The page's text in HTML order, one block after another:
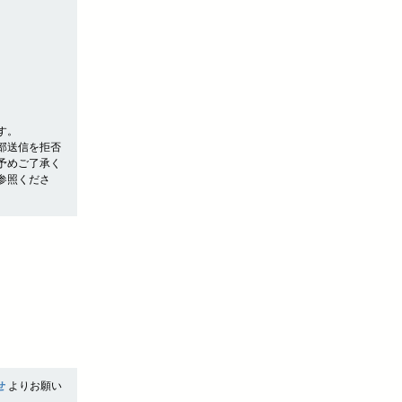
送信を拒否
めご了承く
照くださ
よりお願い